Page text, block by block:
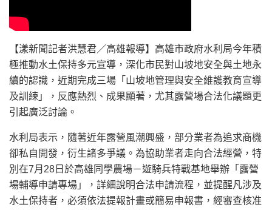
【漾新聞記者洪慧君／高雄報導】高雄市政府水利局今年積
極推動水土保持多元宣導，深化市民對山坡地安全與土地永
續的認識，近期完成三場「山坡地管理與安全維護教育宣導
及訓練」，反應熱烈、成果顯著，尤其露營場合法化議題更
引起廣泛討論。
水利局表示，隨著近年露營風潮興盛，部分業者為追求商機
卻私自開發，衍生諸多爭議。為協助業者走向合法經營，特
別在7月28日於高雄同學農場－遊騎兵特戰基地舉辦「露營
場輔導申請專場」，詳細說明合法申請流程，並提醒凡涉及
水土保持者，必須依法提報計畫或簡易申報書，經審查核准